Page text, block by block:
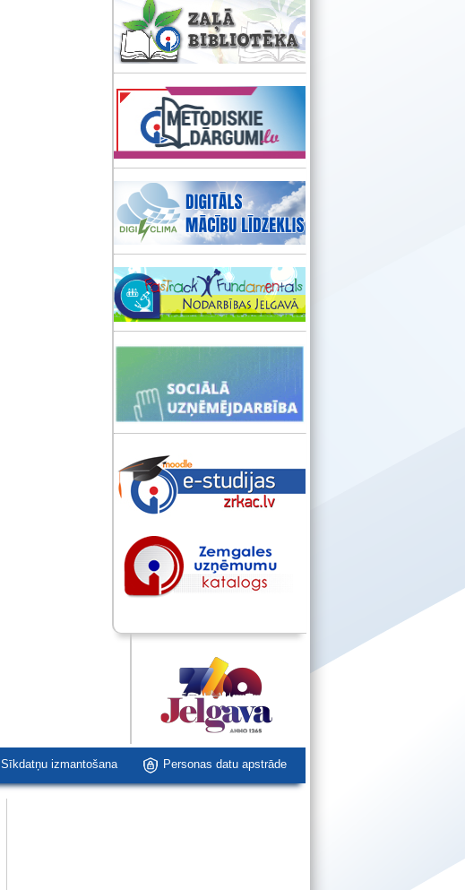
Sīkdatņu izmantošana Personas datu apstrāde